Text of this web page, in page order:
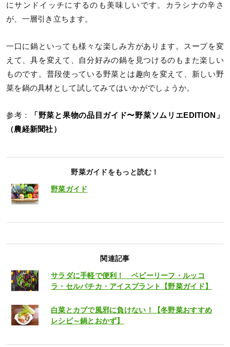
にサンドイッチにするのも美味しいです。カラシナの辛さ
が、一層引き立ちます。
一口に鍋といっても様々な楽しみ方があります。スープを変
えて、具を変えて、自分好みの鍋を見つけるのもまた楽しい
ものです。普段使っている野菜とは趣向を変えて、新しい野
菜を鍋の具材として試してみてはいかがでしょうか。
参考：
「野菜と果物の品目ガイド〜野菜ソムリエEDITION」
（農経新聞社）
野菜ガイドをもっと読む！
野菜ガイド
関連記事
サラダに手軽で便利！ ベビーリーフ・ルッコ
ラ・セルバチカ・アイスプラント【野菜ガイド】
白菜とカブで風邪に負けない！【冬野菜おすすめ
レシピ～鍋とおかず】